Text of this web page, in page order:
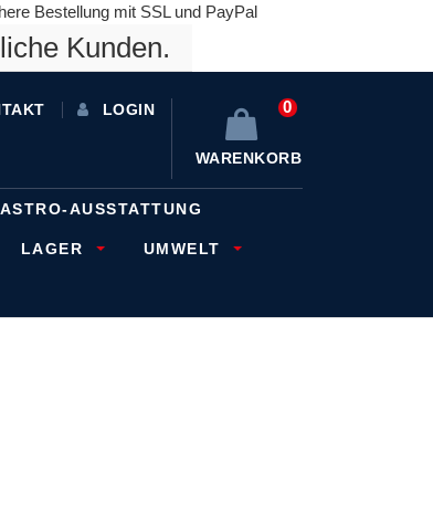
Bestellung mit SSL und PayPal
Kunden.
LOGIN 0
WARENKORB
AUSSTATTUNG
LAGER UMWELT